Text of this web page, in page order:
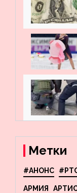
Метки
#АНОНС
АРМИЯ